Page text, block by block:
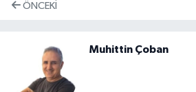
ÖNCEKI
Muhittin Çoban